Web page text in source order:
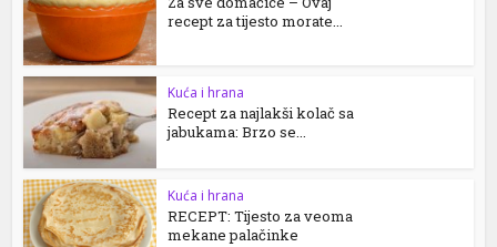
recept za tijesto morate...
Kuća i hrana
Recept za najlakši kolač sa
jabukama: Brzo se...
Kuća i hrana
RECEPT: Tijesto za veoma
mekane palačinke